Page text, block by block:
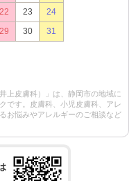
22 23
24
29 30 31
上皮膚科）」は、静岡市の地域に
です。皮膚科、小児皮膚科、アレ
お悩みやアレルギーのご相談など